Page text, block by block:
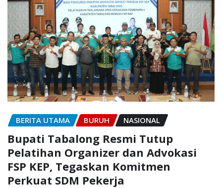
BERITA UTAMA BURUH NASIONAL
Bupati Tabalong Resmi Tutup
Pelatihan Organizer dan Advokasi
FSP KEP, Tegaskan Komitmen
Perkuat SDM Pekerja